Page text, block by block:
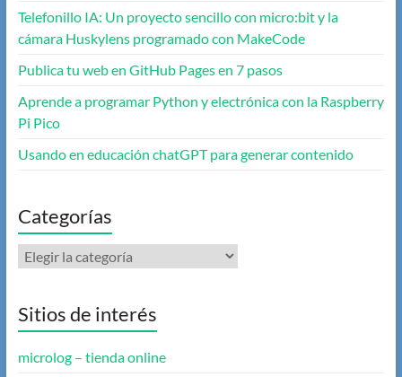
Telefonillo IA: Un proyecto sencillo con micro:bit y la
cámara Huskylens programado con MakeCode
Publica tu web en GitHub Pages en 7 pasos
Aprende a programar Python y electrónica con la Raspberry
Pi Pico
Usando en educación chatGPT para generar contenido
Categorías
Categorías
Sitios de interés
microlog – tienda online